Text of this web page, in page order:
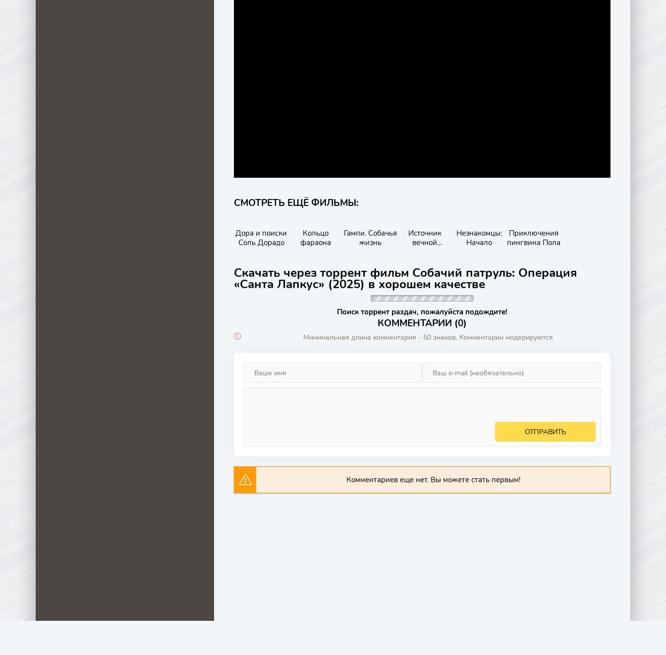
СМОТРЕТЬ ЕЩЁ ФИЛЬМЫ:
Дора и поиски
Соль Дорадо
Кольцо
фараона
Гампи. Собачья
жизнь
Источник
вечной
Незнакомцы:
Начало
Приключения
пингвина Пола
Скачать через торрент фильм Собачий патруль: Операция
«Санта Лапкус» (2025) в хорошем качестве
Поиск торрент раздач, пожалуйста подождите!
КОММЕНТАРИИ (0)
Минимальная длина комментария - 50 знаков. Комментарии модерируются
ОТПРАВИТЬ
Комментариев еще нет. Вы можете стать первым!